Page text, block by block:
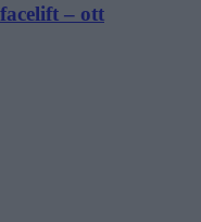
– ott